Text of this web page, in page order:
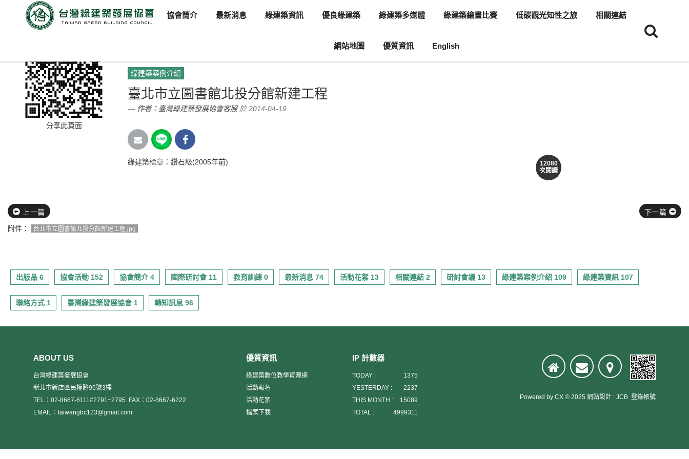
協會簡介 最新消息 綠建築資訊 優良綠建築 綠建築多媒體 綠建築繪畫比賽 低碳觀光知性之旅 相關連結
網站地圖 優質資訊 English
綠建築案例介紹
臺北市立圖書館北投分館新建工程
作者： 臺灣綠建築發展協會客服於 2014-04-19
12080
次閱讀
綠建築標章：鑽石級(2005年前)
分享此頁面
上一篇
下一篇
附件：
台北市立圖書館北投分館新建工程.jpg
出版品 6 協會活動 152 協會簡介 4 國際研討會 11 教育訓練 0 最新消息 74 活動花絮 13 相關連結 2 研討會議 13 綠建築案例介紹 109 綠建築資訊 107
聯絡方式 1 臺灣綠建築發展協會 1 轉知訊息 96
ABOUT US
台灣綠建築發展協會
新北市新店區民權路95號3樓
TEL：02-8667-6111#2791~2795
FAX：02-8667-6222
EMAIL：taiwangbc123@gmail.com
優質資訊
綠建築數位教學資源網
活動報名
活動花絮
檔案下載
IP 計數器
TODAY :
1375
YESTERDAY :
2237
THIS MONTH :
15089
TOTAL :
4999311
Powered by CX© 2025 網站設計 : JCB 登錄帳號